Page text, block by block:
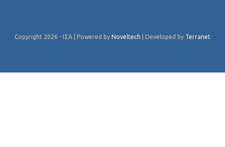
Copyright 2026 - ΙΣΑ | Powered by Noveltech | Developed by Terranet